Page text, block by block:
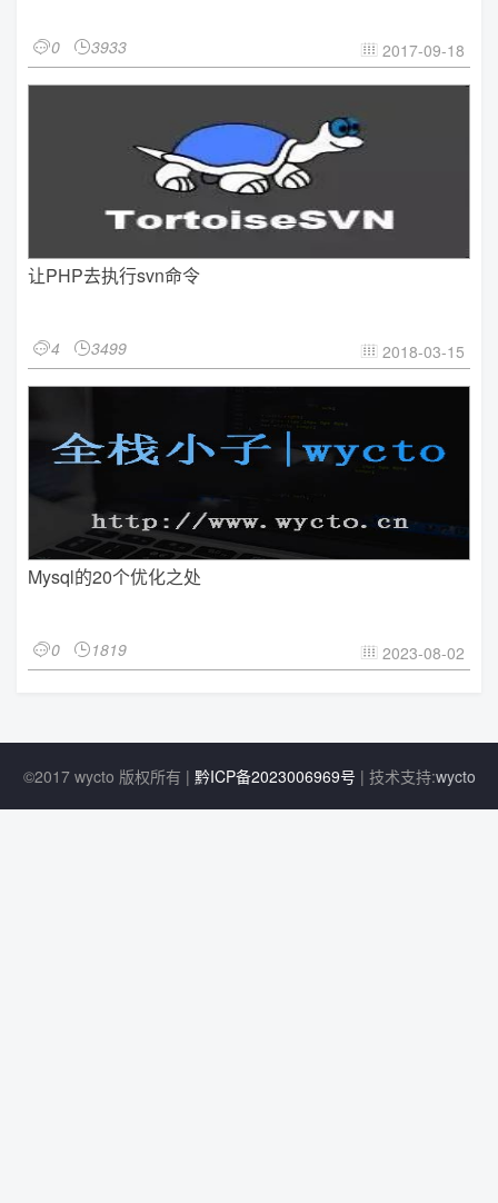
0 3933  2017-09-18
让PHP去执行svn命令
4 3499  2018-03-15
Mysql的20个优化之处
0 1819  2023-08-02
©2017 wycto 版权所有 | 黔ICP备2023006969号 | 技术支持:wycto